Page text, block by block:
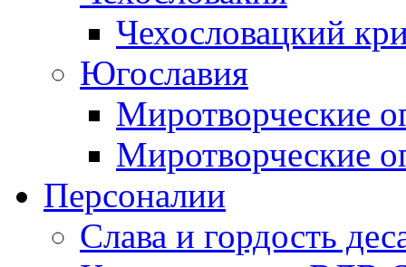
Чехословацкий
Югославия
Миротворческие
Миротворческие
Персоналии
Слава и гордость